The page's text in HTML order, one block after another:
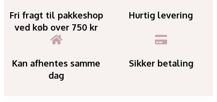
Fri fragt til pakkeshop
ved køb over 750 kr
Hurtig levering
Kan afhentes samme
dag
Sikker betaling